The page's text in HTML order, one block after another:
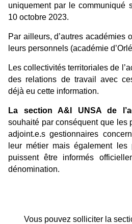
uniquement par le communiqué
10 octobre 2023.
Par ailleurs, d’autres académies
leurs personnels (académie
Les collectivités territoriales de
des relations de travail avec
déjà eu cette information.
La section A&I UNSA de
souhaité par conséquent que les
adjoint.e.s gestionnaires
leur métier mais également les
puissent être informés
dénomination.
Vous pouvez solliciter la